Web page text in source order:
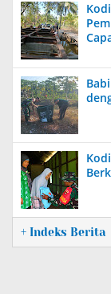
+ Indeks Berita